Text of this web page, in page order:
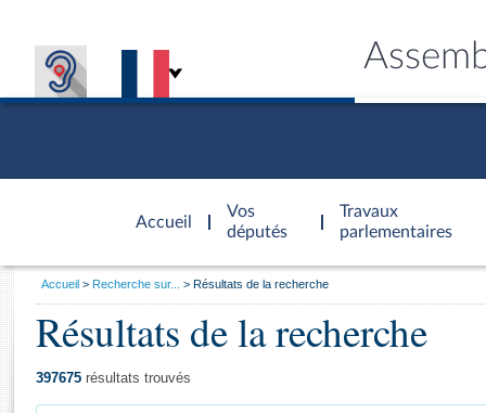
Accueil
d'accueil
Vos
députés
Travaux
parlementaires
Général
Vous
Accueil Recherche sur... Résultats de la recherche
Résultats de la recherche
397675 résultats trouvés